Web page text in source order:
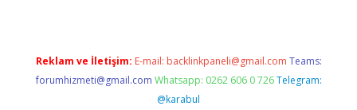
Reklam ve İletişim: E-mail: backlinkpaneli@gmail.com Teams:
forumhizmeti@gmail.com Whatsapp: 0262 606 0 726 Telegram:
@karabul